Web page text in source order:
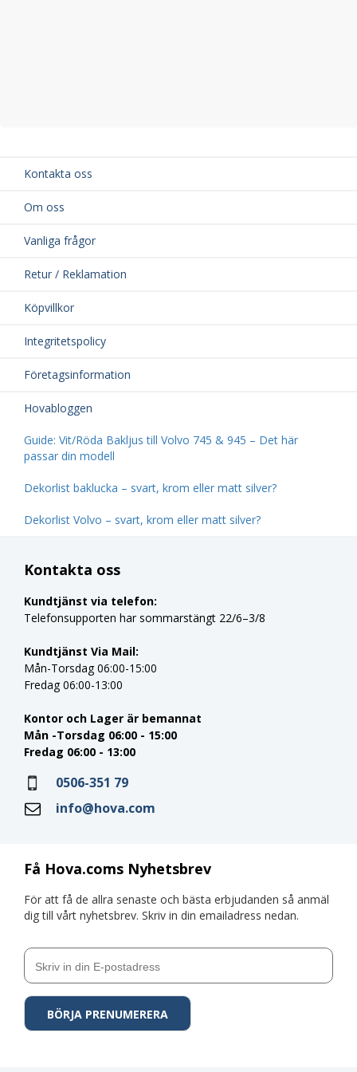
Kontakta oss
Om oss
Vanliga frågor
Retur / Reklamation
Köpvillkor
Integritetspolicy
Företagsinformation
Hovabloggen
Guide: Vit/Röda Bakljus till Volvo 745 & 945 – Det här
passar din modell
Dekorlist baklucka – svart, krom eller matt silver?
Dekorlist Volvo – svart, krom eller matt silver?
Få Hova.coms Nyhetsbrev
För att få de allra senaste och bästa erbjudanden så anmäl
dig till vårt nyhetsbrev. Skriv in din emailadress nedan.
Kontakta oss
Kundtjänst via telefon:
Telefonsupporten har sommarstängt 22/6–3/8
Kundtjänst Via Mail:
Mån-Torsdag 06:00-15:00
Fredag 06:00-13:00
Kontor och Lager är bemannat
Mån -Torsdag 06:00 - 15:00
Fredag 06:00 - 13:00
0506-351 79
info@hova.com